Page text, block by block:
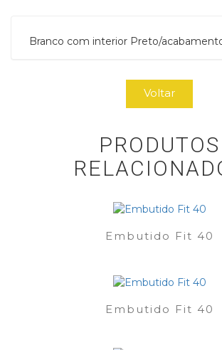
Branco com interior Preto/
Voltar
PRODUTOS
Embutido Fit 40
Embutido Fit 40